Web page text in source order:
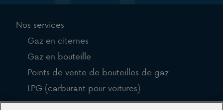
Nos services
Gaz en citernes
Gaz en bouteille
Points de vente de bouteilles de gaz
LPG (carburant pour voitures)